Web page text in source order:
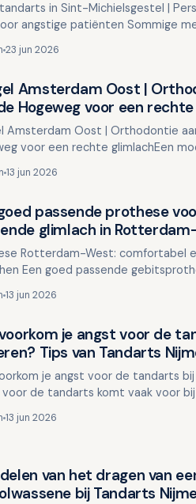
in Sint-Michielsgestel |
angstige patiënten Sommige
worstele…
23 jun 2026
nieuws
Amsterdam Oost |
Hogeweg voor een
Amsterdam Oost | Orthodontie
voor een rechte glimlachEen
mo…
13 jun 2026
nieuws
passende prothese
glimlach in
Rotterdam-West: comfortabel
Een goed passende
ver…
13 jun 2026
nieuws
je angst voor de
Tips van Tandarts
je angst voor de tandarts bij
de tandarts komt vaak voor bij
13 jun 2026
nieuws
van het dragen van
bij Tandarts